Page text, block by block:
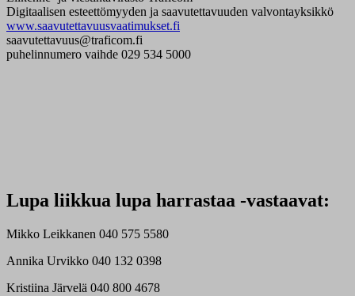
Digitaalisen esteettömyyden ja saavutettavuuden valvontayksikkö
www.saavutettavuusvaatimukset.fi
saavutettavuus@traficom.fi
puhelinnumero vaihde 029 534 5000
Lupa liikkua lupa harrastaa -vastaavat:
Mikko Leikkanen 040 575 5580
Annika Urvikko 040 132 0398
Kristiina Järvelä 040 800 4678